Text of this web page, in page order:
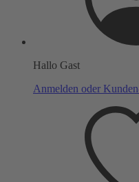
Hallo Gast
Anmelden oder